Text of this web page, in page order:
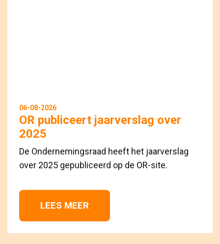
06-08-2026
OR publiceert jaarverslag over
2025
De Ondernemingsraad heeft het jaarverslag
over 2025 gepubliceerd op de OR-site.
LEES MEER